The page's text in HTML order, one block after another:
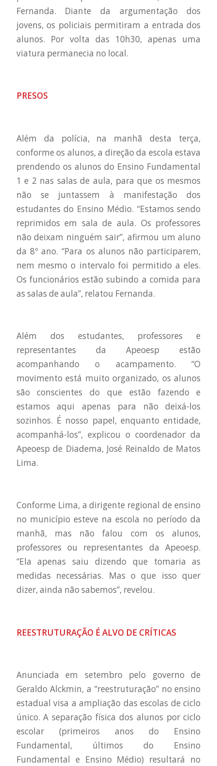
Fernanda. Diante da argumentação dos
jovens, os policiais permitiram a entrada dos
alunos. Por volta das 10h30, apenas uma
viatura permanecia no local.
PRESOS
Além da polícia, na manhã desta terça,
conforme os alunos, a direção da escola estava
prendendo os alunos do Ensino Fundamental
1 e 2 nas salas de aula, para que os mesmos
não se juntassem à manifestação dos
estudantes do Ensino Médio. “Estamos sendo
reprimidos em sala de aula. Os professores
não deixam ninguém sair”, afirmou um aluno
da 8º ano. “Para os alunos não participarem,
nem mesmo o intervalo foi permitido a eles.
Os funcionários estão subindo a comida para
as salas de aula”, relatou Fernanda.
Além dos estudantes, professores e
representantes da Apeoesp estão
acompanhando o acampamento. “O
movimento está muito organizado, os alunos
são conscientes do que estão fazendo e
estamos aqui apenas para não deixá-los
sozinhos. É nosso papel, enquanto entidade,
acompanhá-los”, explicou o coordenador da
Apeoesp de Diadema, José Reinaldo de Matos
Lima.
Conforme Lima, a dirigente regional de ensino
no município esteve na escola no período da
manhã, mas não falou com os alunos,
professores ou representantes da Apeoesp.
“Ela apenas saiu dizendo que tomaria as
medidas necessárias. Mas o que isso quer
dizer, ainda não sabemos”, revelou.
REESTRUTURAÇÃO É ALVO DE CRÍTICAS
Anunciada em setembro pelo governo de
Geraldo Alckmin, a “reestruturação” no ensino
estadual visa a ampliação das escolas de ciclo
único. A separação física dos alunos por ciclo
escolar (primeiros anos do Ensino
Fundamental, últimos do Ensino
Fundamental e Ensino Médio) resultará no